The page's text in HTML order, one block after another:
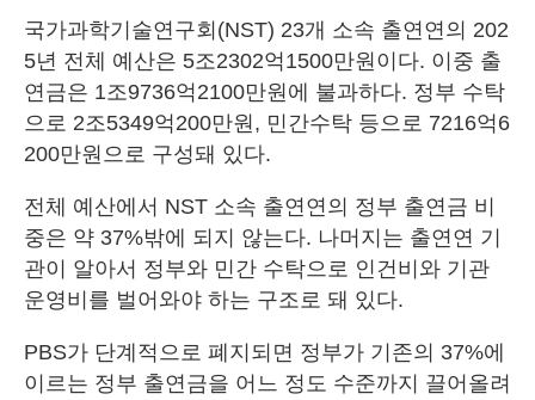
국가과학기술연구회(NST) 23개 소속 출연연의 202
5년 전체 예산은 5조2302억1500만원이다. 이중 출
연금은 1조9736억2100만원에 불과하다. 정부 수탁
으로 2조5349억200만원, 민간수탁 등으로 7216억6
200만원으로 구성돼 있다.
전체 예산에서 NST 소속 출연연의 정부 출연금 비
중은 약 37%밖에 되지 않는다. 나머지는 출연연 기
관이 알아서 정부와 민간 수탁으로 인건비와 기관
운영비를 벌어와야 하는 구조로 돼 있다.
PBS가 단계적으로 폐지되면 정부가 기존의 37%에
이르는 정부 출연금을 어느 정도 수준까지 끌어올려